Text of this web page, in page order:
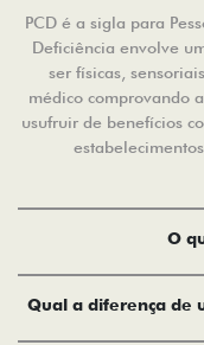
PCD é a sigla para
Deficiência envolve
ser físicas,
médico comprovando
usufruir de benefícios
O
Qual a diferença de